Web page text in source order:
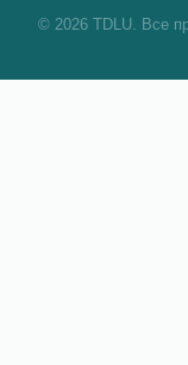
© 2026 TDLU. Все